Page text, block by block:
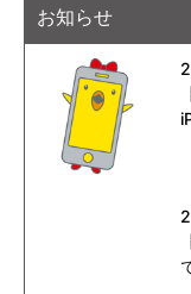
お知らせ